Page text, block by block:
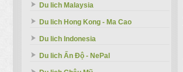
Du lich Malaysia
Du lich Hong Kong - Ma Cao
Du lich Indonesia
Du lich Ấn Độ - NePal